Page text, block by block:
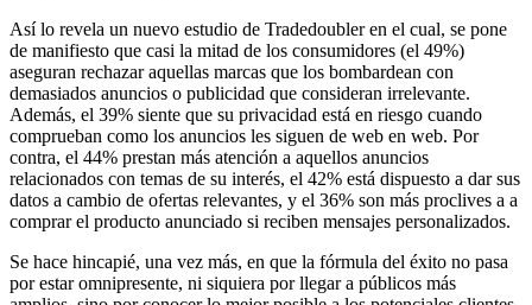
Así lo revela un nuevo estudio de Tradedoubler en el cual, se pone
de manifiesto que casi la mitad de los consumidores (el 49%)
aseguran rechazar aquellas marcas que los bombardean con
demasiados anuncios o publicidad que consideran irrelevante.
Además, el 39% siente que su privacidad está en riesgo cuando
comprueban como los anuncios les siguen de web en web. Por
contra, el 44% prestan más atención a aquellos anuncios
relacionados con temas de su interés, el 42% está dispuesto a dar sus
datos a cambio de ofertas relevantes, y el 36% son más proclives a a
comprar el producto anunciado si reciben mensajes personalizados.
Se hace hincapié, una vez más, en que la fórmula del éxito no pasa
por estar omnipresente, ni siquiera por llegar a públicos más